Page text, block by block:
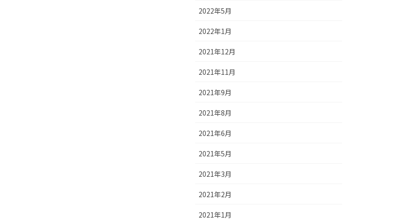
2022年5月
2022年1月
2021年12月
2021年11月
2021年9月
2021年8月
2021年6月
2021年5月
2021年3月
2021年2月
2021年1月